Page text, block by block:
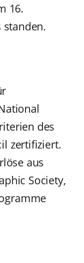
16.
standen.
des
zertifiziert.
aus
Society,